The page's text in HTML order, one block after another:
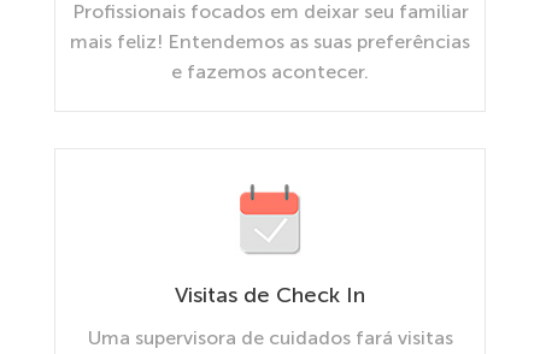
Profissionais focados em deixar seu familiar
mais feliz! Entendemos as suas preferências
e fazemos acontecer.
Visitas de Check In
Uma supervisora de cuidados fará visitas